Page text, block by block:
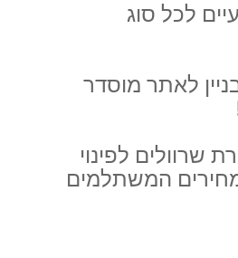
לכל סוג
לאתר מוסדר
שרוולים לפינוי
המשתלמים